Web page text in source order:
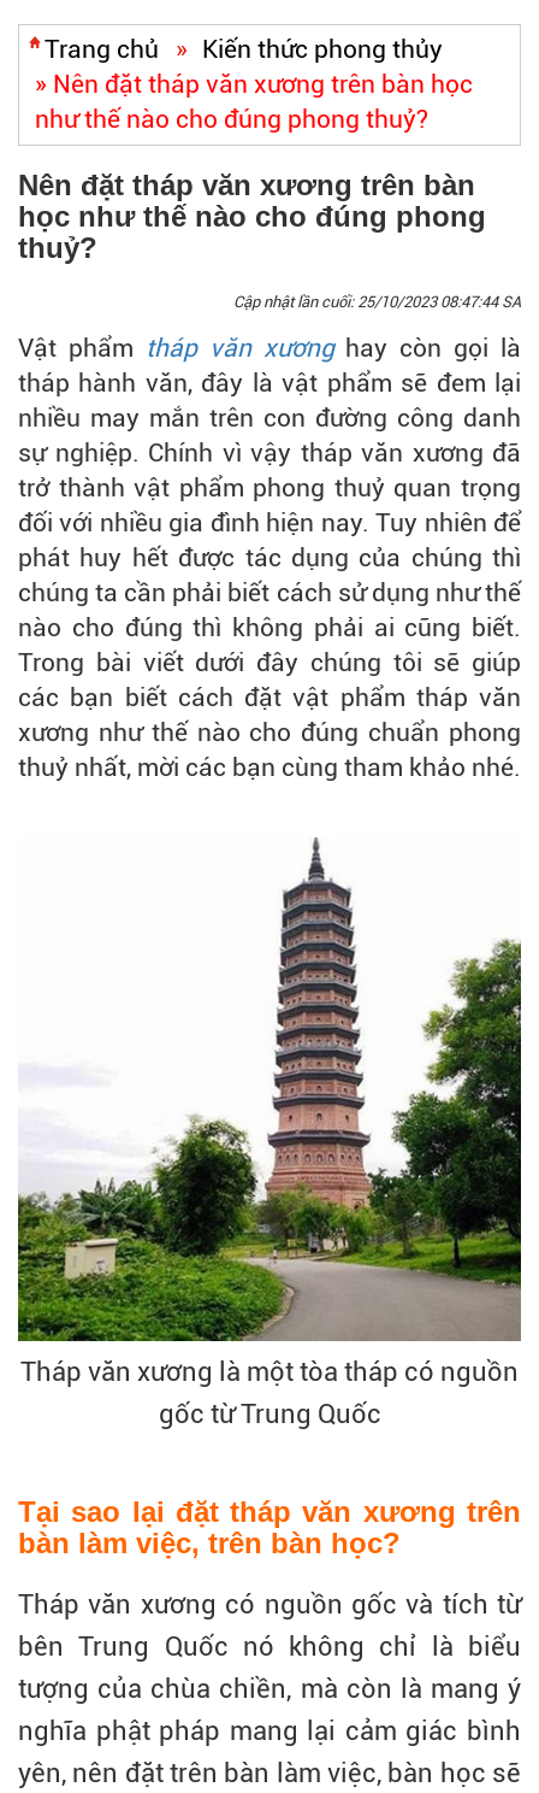
Trang chủ » Kiến thức phong thủy
» Nên đặt tháp văn xương trên bàn học
như thế nào cho đúng phong thuỷ?
Nên đặt tháp văn xương trên bàn
học như thế nào cho đúng phong
thuỷ?
Cập nhật lần cuối: 25/10/2023 08:47:44 SA
Vật phẩm tháp văn xươnghay còn gọi là
tháp hành văn, đây là vật phẩm sẽ đem lại
nhiều may mắn trên con đường công danh
sự nghiệp. Chính vì vậy tháp văn xương đã
trở thành vật phẩm phong thuỷ quan trọng
đối với nhiều gia đình hiện nay. Tuy nhiên để
phát huy hết được tác dụng của chúng thì
chúng ta cần phải biết cách sử dụng như thế
nào cho đúng thì không phải ai cũng biết.
Trong bài viết dưới đây chúng tôi sẽ giúp
các bạn biết cách đặt vật phẩm tháp văn
xương như thế nào cho đúng chuẩn phong
thuỷ nhất, mời các bạn cùng tham khảo nhé.
Tháp văn xương là một tòa tháp có nguồn
gốc từ Trung Quốc
Tại sao lại đặt tháp văn xương trên
bàn làm việc, trên bàn học?
Tháp văn xương có nguồn gốc và tích từ
bên Trung Quốc nó không chỉ là biểu
tượng của chùa chiền, mà còn là mang ý
nghĩa phật pháp mang lại cảm giác bình
yên, nên đặt trên bàn làm việc, bàn học sẽ